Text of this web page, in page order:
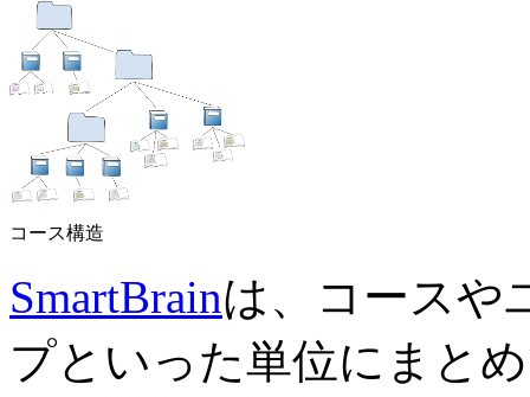
コース構造
SmartBrainは、コースや
プといった単位にまと